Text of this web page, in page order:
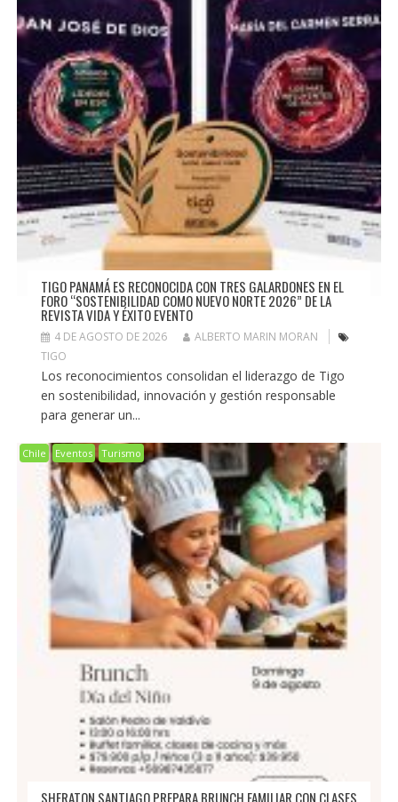
TIGO PANAMÁ ES RECONOCIDA CON TRES GALARDONES EN EL
FORO “SOSTENIBILIDAD COMO NUEVO NORTE 2026” DE LA
REVISTA VIDA Y ÉXITO EVENTO
4 DE AGOSTO DE 2026
ALBERTO MARIN MORAN
TIGO
Los reconocimientos consolidan el liderazgo de Tigo
en sostenibilidad, innovación y gestión responsable
para generar un...
Chile Eventos Turismo
SHERATON SANTIAGO PREPARA BRUNCH FAMILIAR CON CLASES